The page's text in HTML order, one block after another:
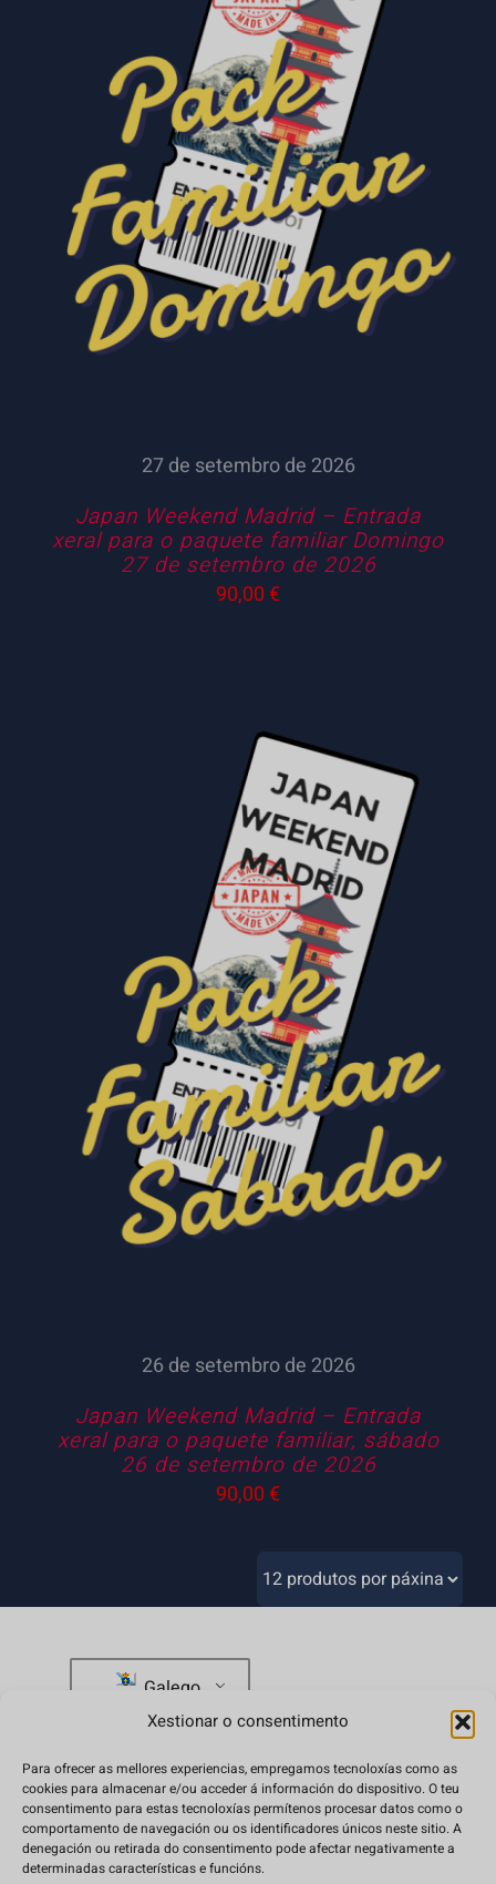
Xestionar o consentimento
Para ofrecer as mellores experiencias, empregamos tecnoloxías como as
cookies para almacenar e/ou acceder á información do dispositivo. O teu
consentimento para estas tecnoloxías permítenos procesar datos como o
comportamento de navegación ou os identificadores únicos neste sitio. A
denegación ou retirada do consentimento pode afectar negativamente a
determinadas características e funcións.
SELECCIONAR OPCIÓNS / DETALLES
27 de setembro de 2026
Japan Weekend Madrid – Entrada
xeral para o paquete familiar Domingo
27 de setembro de 2026
90,00€
SELECCIONAR OPCIÓNS / DETALLES
26 de setembro de 2026
Japan Weekend Madrid – Entrada
xeral para o paquete familiar, sábado
26 de setembro de 2026
90,00€
Galego
tienda@japanweekend.com
Preguntas frecuentes